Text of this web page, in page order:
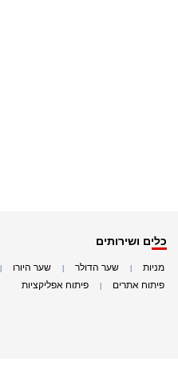
כלים ושירותים
מניות שער הדולר שער היורו
פיתוח אתרים פיתוח אפליקציות